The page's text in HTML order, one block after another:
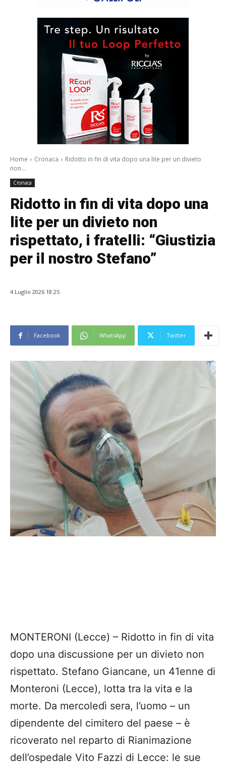
Home Cronaca
Ridotto in fin di vita dopo una lite per un divieto
non...
Cronaca
Ridotto in fin di vita dopo una
lite per un divieto non
rispettato, i fratelli: “Giustizia
per il nostro Stefano”
4 Luglio 2026 18:25
Facebook WhatsApp Twitter
MONTERONI (Lecce) – Ridotto in fin di vita
dopo una discussione per un divieto non
rispettato. Stefano Giancane, un 41enne di
Monteroni (Lecce), lotta tra la vita e la
morte. Da mercoledì sera, l’uomo – un
dipendente del cimitero del paese – è
ricoverato nel reparto di Rianimazione
dell’ospedale Vito Fazzi di Lecce: le sue